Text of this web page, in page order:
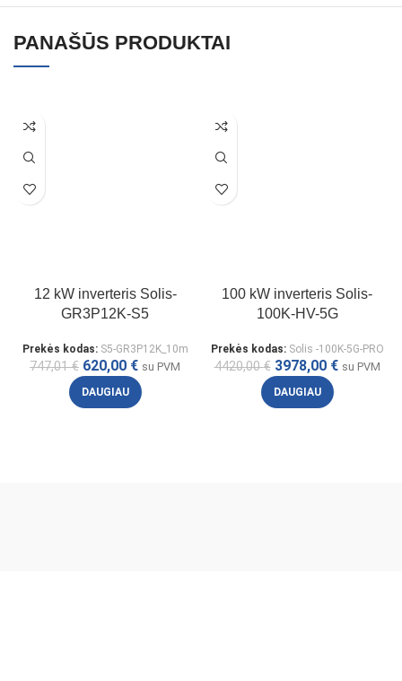
PANAŠŪS PRODUKTAI
12 kW inverteris Solis-
GR3P12K-S5
Prekės kodas: S5-GR3P12K_10m
747,01€ 620,00 € su PVM
DAUGIAU
100 kW inverteris Solis-
100K-HV-5G
Prekės kodas: Solis -100K-5G-PRO
4420,00€ 3978,00 € su PVM
DAUGIAU